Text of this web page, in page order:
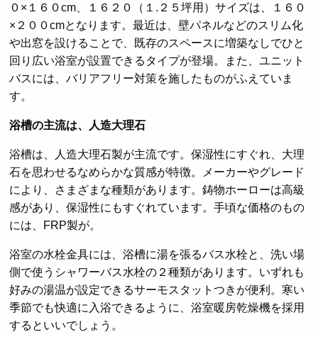
０×１６０cm、１６２０（１.２５坪用）サイズは、１６０
×２００cmとなります。最近は、壁パネルなどのスリム化
や出窓を設けることで、既存のスペースに増築なしでひと
回り広い浴室が設置できるタイプが登場。また、ユニット
バスには、バリアフリー対策を施したものがふえていま
す。
浴槽の主流は、人造大理石
浴槽は、人造大理石製が主流です。保湿性にすぐれ、大理
石を思わせるなめらかな質感が特徴。メーカーやグレード
により、さまざまな種類があります。鋳物ホーローは高級
感があり、保湿性にもすぐれています。手頃な価格のもの
には、FRP製が。
浴室の水栓金具には、浴槽に湯を張るバス水栓と、洗い場
側で使うシャワーバス水栓の２種類があります。いずれも
好みの湯温が設定できるサーモスタットつきが便利。寒い
季節でも快適に入浴できるように、浴室暖房乾燥機を採用
するといいでしょう。